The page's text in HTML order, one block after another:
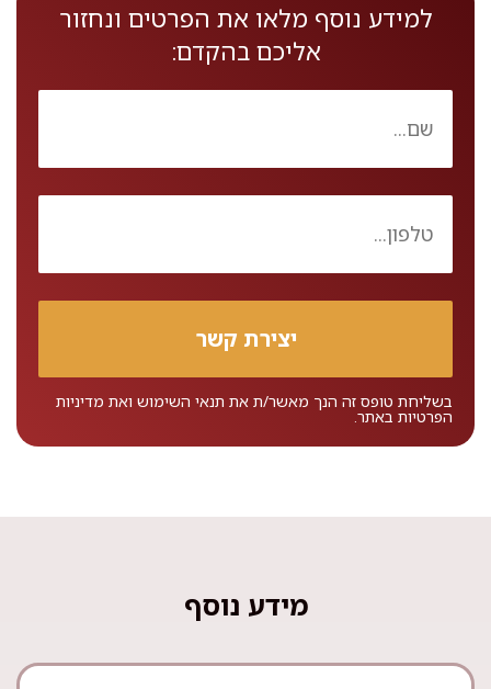
למידע נוסף מלאו את הפרטים ונחזור
אליכם בהקדם:
בשליחת טופס זה הנך מאשר/ת את תנאי השימוש ואת מדיניות
הפרטיות באתר.
מידע נוסף